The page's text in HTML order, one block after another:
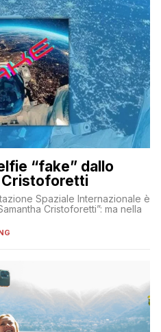
“fake” dallo
Cristoforetti
Spaziale Internazionale è
Cristoforetti”: ma nella